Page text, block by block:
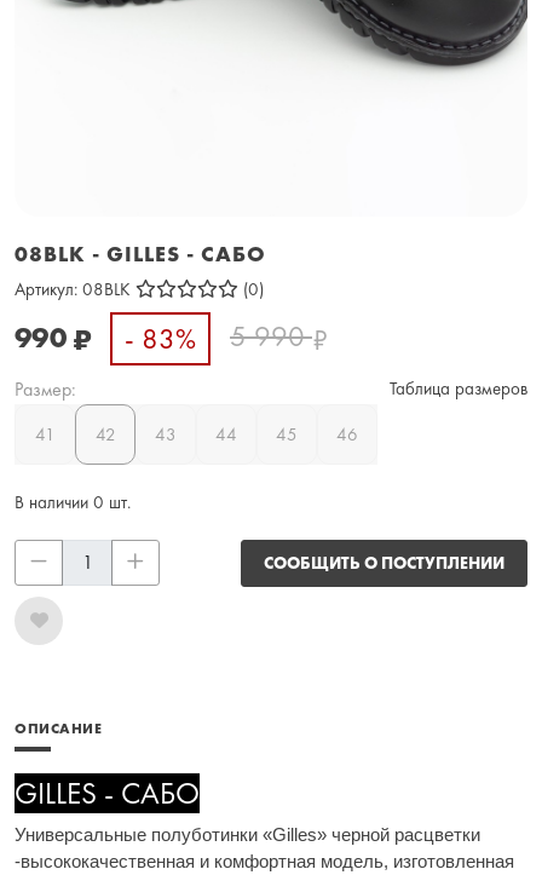
08BLK - GILLES - САБО
Артикул: 08BLK (0)
990₽ - 83% 5 990₽
Размер:
Таблица размеров
41
42 43 44 45 46
В наличии 0 шт.
СООБЩИТЬ О ПОСТУПЛЕНИИ
ОПИСАНИЕ
GILLES - САБО
Универсальные полуботинки «Gilles» черной расцветки
-высококачественная и комфортная модель, изготовленная